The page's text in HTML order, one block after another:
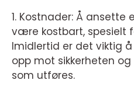
1. Kostnader: Å ansette
være kostbart, spesielt
Imidlertid er det viktig
opp mot sikkerheten
som utføres.